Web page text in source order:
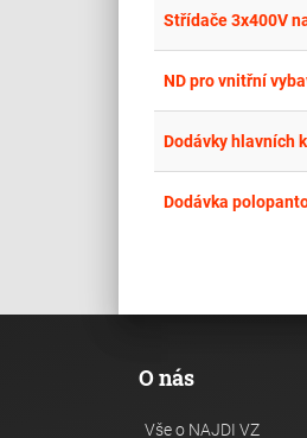
Střídače 3x400V
ND pro vnitřní
Dodávky hlavních
Dodávka
O nás
Vše o NAJDI VZ